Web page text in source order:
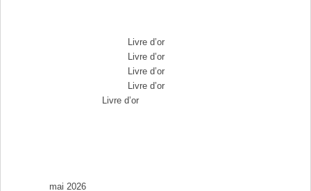
Livre d’or
Livre d’or
Livre d’or
Livre d’or
Livre d’or
mai 2026